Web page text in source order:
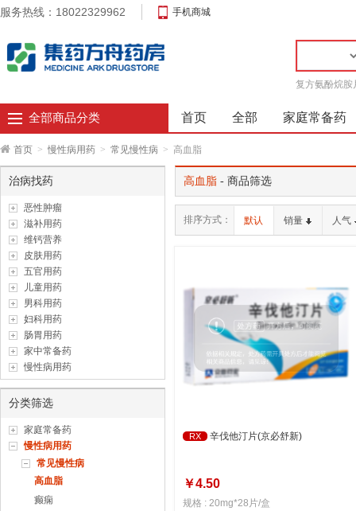
服务热线：18022329962 手机商城
复方氨酚烷胺
全部商品分类 首页 全部 家庭常备药
首页 > 慢性病用药 > 常见慢性病 > 高血脂
治病找药
恶性肿瘤
滋补用药
维钙营养
皮肤用药
五官用药
儿童用药
男科用药
妇科用药
肠胃用药
家中常备药
慢性病用药
分类筛选
家庭常备药
慢性病用药
常见慢性病
高血脂
癫痫
高血脂 - 商品筛选
排序方式： 默认 销量 人气
RX 辛伐他汀片(京必舒新)
￥4.50
规格 : 20mg*28片/盒